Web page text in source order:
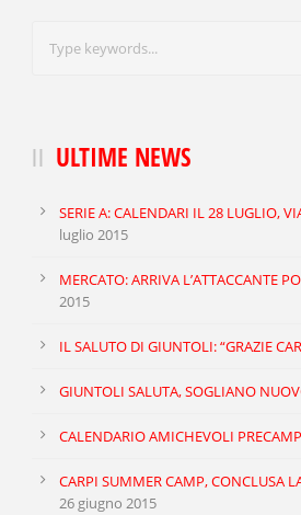
PENALTIES
RED CARDS
SHOOTING
SUCCESSFUL
CHANCES CREATED
ULTIME NEWS
SERIE A: CALENDARI IL 28 LUGLIO,
luglio 2015
MERCATO: ARRIVA L’ATTACCANTE
2015
IL SALUTO DI GIUNTOLI: “GRAZIE
GIUNTOLI SALUTA, SOGLIANO
CALENDARIO AMICHEVOLI
CARPI SUMMER CAMP, CONCLUSA
26 giugno 2015